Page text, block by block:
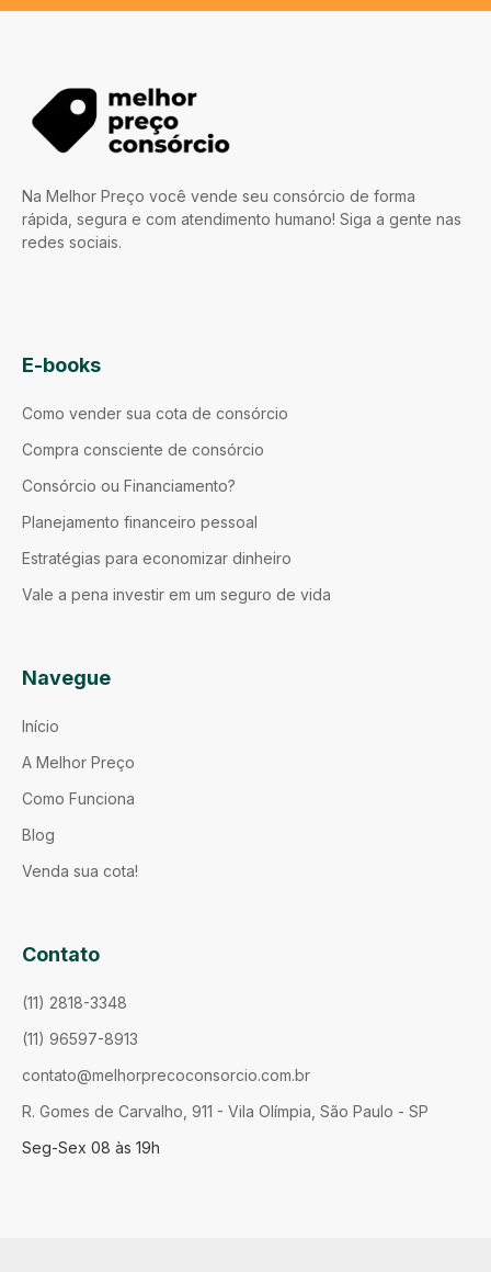
Na Melhor Preço você vende seu consórcio de forma
rápida, segura e com atendimento humano! Siga a gente nas
redes sociais.
E-books
Como vender sua cota de consórcio
Compra consciente de consórcio
Consórcio ou Financiamento?
Planejamento financeiro pessoal
Estratégias para economizar dinheiro
Vale a pena investir em um seguro de vida
Navegue
Início
A Melhor Preço
Como Funciona
Blog
Venda sua cota!
Contato
(11) 2818-3348
(11) 96597-8913
contato@melhorprecoconsorcio.com.br
R. Gomes de Carvalho, 911 - Vila Olímpia, São Paulo - SP
Seg-Sex 08 às 19h